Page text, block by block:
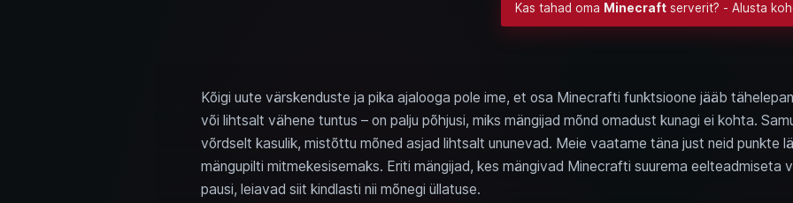
Kas tahad oma Minecraftserverit? - Alusta
Kõigi uute värskenduste ja pika ajalooga pole ime, et osa Minecrafti funktsioone jääb
või lihtsalt vähene tuntus – on palju põhjusi, miks mängijad mõnd omadust kunagi ei kohta.
võrdselt kasulik, mistõttu mõned asjad lihtsalt ununevad. Meie vaatame täna just neid punkte
mängupilti mitmekesisemaks. Eriti mängijad, kes mängivad Minecrafti suurema eelteadmiseta
pausi, leiavad siit kindlasti nii mõnegi üllatuse.